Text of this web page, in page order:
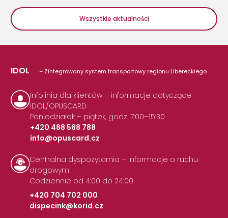
Wszystkie aktualności
IDOL – Zintegrowany system transportowy regionu Libereckiego
Infolinia dla klientów – informacje dotyczące
IDOL/OPUSCARD
Poniedziałek – piątek, godz. 7:00–15:30
+420 488 588 788
|
info@opuscard.cz
Centralna dyspozytornia – informacje o ruchu
drogowym
Codziennie od 4:00 do 24:00
+420 704 702 000
|
dispecink@korid.cz